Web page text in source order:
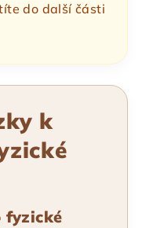
do další části
k
fyzické